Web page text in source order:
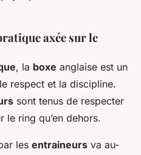
axée sur le
, la boxe anglaise est un
respect et la discipline.
sont tenus de respecter
le ring qu’en dehors.
les entraineurs va au-